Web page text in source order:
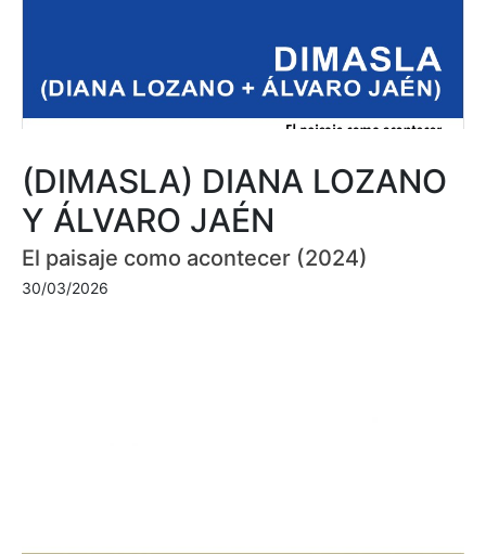
(DIMASLA) DIANA LOZANO
Y ÁLVARO JAÉN
El paisaje como acontecer (2024)
30/03/2026